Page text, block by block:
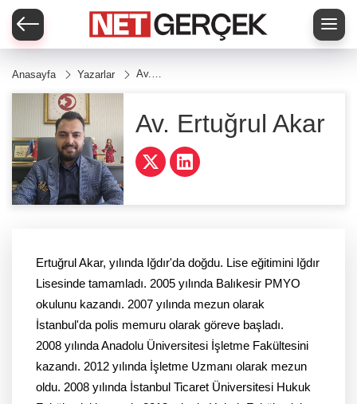
Anasayfa Yazarlar
Av.
Av. Ertuğrul Akar
Ertuğrul Akar, yılında Iğdır'da doğdu. Lise eğitimini Iğdır
Lisesinde tamamladı. 2005 yılında Balıkesir PMYO
okulunu kazandı. 2007 yılında mezun olarak
İstanbul'da polis memuru olarak göreve başladı.
2008 yılında Anadolu Üniversitesi İşletme Fakültesini
kazandı. 2012 yılında İşletme Uzmanı olarak mezun
oldu. 2008 yılında İstanbul Ticaret Üniversitesi Hukuk